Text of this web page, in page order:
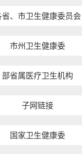
省、市卫生健康委员会
市州卫生健康委
部省属医疗卫生机构
子网链接
国家卫生健康委